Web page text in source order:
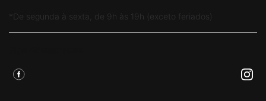
*De segunda à sexta, de 9h às 19h (exceto feriados)